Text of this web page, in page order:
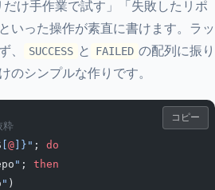
け手作業で試す」「失敗したリポ
いった操作が素直に書けます。ラッ
、
SUCCESS と FAILED の配列に振り
のシンプルな作りです。
@ ]}" ; do
" ; then
" )
コピー